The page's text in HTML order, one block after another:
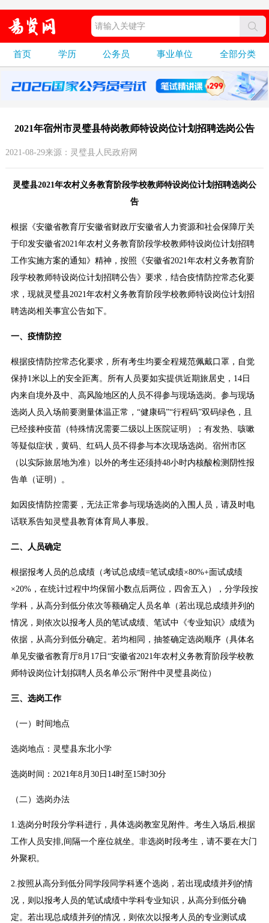
首页 学历 公务员 事业单位 全部分类
2021年宿州市灵璧县特岗教师特设岗位计划招聘选岗公告
2021-08-29来源：灵璧县人民政府网
灵璧县2021年农村义务教育阶段学校教师特设岗位计划招聘选岗公
告
根据《安徽省教育厅安徽省财政厅安徽省人力资源和社会保障厅关
于印发安徽省2021年农村义务教育阶段学校教师特设岗位计划招聘
工作实施方案的通知》精神，按照《安徽省2021年农村义务教育阶
段学校教师特设岗位计划招聘公告》要求，结合疫情防控常态化要
求，现就灵璧县2021年农村义务教育阶段学校教师特设岗位计划招
聘选岗相关事宜公告如下。
一、疫情防控
根据疫情防控常态化要求，所有考生均要全程规范佩戴口罩，自觉
保持1米以上的安全距离。所有人员要如实提供近期旅居史，14日
内来自境外及中、高风险地区的人员不得参与现场选岗。参与现场
选岗人员入场前要测量体温正常，“健康码”“行程码”双码绿色，且
已经接种疫苗（特殊情况需要二级以上医院证明）；有发热、咳嗽
等疑似症状，黄码、红码人员不得参与本次现场选岗。宿州市区
（以实际旅居地为准）以外的考生还须持48小时内核酸检测阴性报
告单（证明）。
如因疫情防控需要，无法正常参与现场选岗的入围人员，请及时电
话联系告知灵璧县教育体育局人事股。
二、人员确定
根据报考人员的总成绩（考试总成绩=笔试成绩×80%+面试成绩
×20%，在统计过程中均保留小数点后两位，四舍五入），分学段按
学科，从高分到低分依次等额确定人员名单（若出现总成绩并列的
情况，则依次以报考人员的笔试成绩、笔试中《专业知识》成绩为
依据，从高分到低分确定。若均相同，抽签确定选岗顺序（具体名
单见安徽省教育厅8月17日“安徽省2021年农村义务教育阶段学校教
师特设岗位计划拟聘人员名单公示”附件中灵璧县岗位）
三、选岗工作
（一）时间地点
选岗地点：灵璧县东北小学
选岗时间：2021年8月30日14时至15时30分
（二）选岗办法
1.选岗分时段分学科进行，具体选岗教室见附件。考生入场后,根据
工作人员安排,间隔一个座位就坐。非选岗时段考生，请不要在大门
外聚积。
2.按照从高分到低分同学段同学科逐个选岗，若出现成绩并列的情
况，则以报考人员的笔试成绩中学科专业知识，从高分到低分确
定。若出现总成绩并列的情况，则依次以报考人员的专业测试成